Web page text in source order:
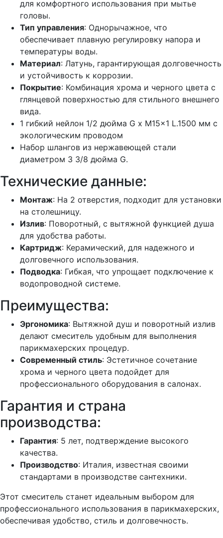
для комфортного использования при мытье
головы.
Тип управления: Однорычажное, что
обеспечивает плавную регулировку напора и
температуры воды.
Материал: Латунь, гарантирующая долговечность
и устойчивость к коррозии.
Покрытие: Комбинация хрома и черного цвета с
глянцевой поверхностью для стильного внешнего
вида.
1 гибкий нейлон 1/2 дюйма G x M15x1 L.1500 мм с
экологическим проводом
Набор шлангов из нержавеющей стали
диаметром 3 3/8 дюйма G.
Технические данные:
Монтаж: На 2 отверстия, подходит для установки
на столешницу.
Излив: Поворотный, с вытяжной функцией душа
для удобства работы.
Картридж: Керамический, для надежного и
долговечного использования.
Подводка: Гибкая, что упрощает подключение к
водопроводной системе.
Преимущества:
Эргономика: Вытяжной душ и поворотный излив
делают смеситель удобным для выполнения
парикмахерских процедур.
Современный стиль: Эстетичное сочетание
хрома и черного цвета подойдет для
профессионального оборудования в салонах.
Гарантия и страна
производства:
Гарантия: 5 лет, подтверждение высокого
качества.
Производство: Италия, известная своими
стандартами в производстве сантехники.
Этот смеситель станет идеальным выбором для
профессионального использования в парикмахерских,
обеспечивая удобство, стиль и долговечность.